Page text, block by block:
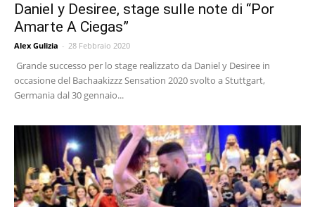
Daniel y Desiree, stage sulle note di “Por
Amarte A Ciegas”
Alex Gulizia - 28 Febbraio 2020
Grande successo per lo stage realizzato da Daniel y Desiree in
occasione del Bachaakizzz Sensation 2020 svolto a Stuttgart,
Germania dal 30 gennaio...